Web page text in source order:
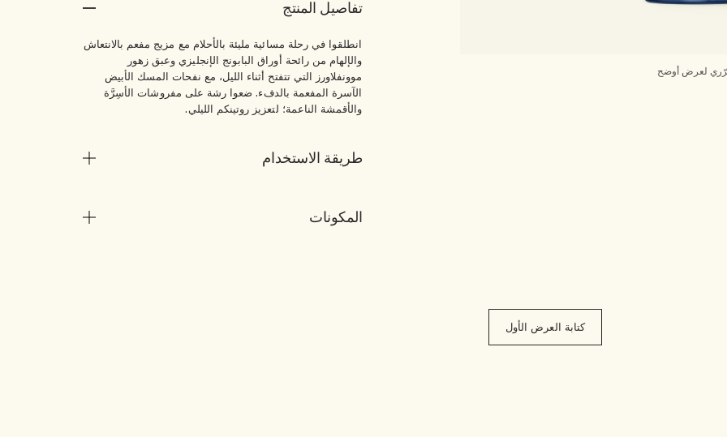
لعرض أوضح
تفاصيل المنتج
انطلقوا في رحلة مسائية مليئة بالأحلام مع مزيج مفعم بالانتعاش
والإلهام من رائحة أوراق البابونج الإنجليزي وعبق زهور
موونفلاورز التي تتفتح أثناء الليل، مع نفحات المسك الأبيض
الآسرة المفعمة بالدفء. ضعوا رشة على مفروشات الأسِرَّة
والأقمشة الناعمة؛ لتعزيز روتينكم الليلي.
طريقة الاستخدام
المكونات
كتابة العرض الأول